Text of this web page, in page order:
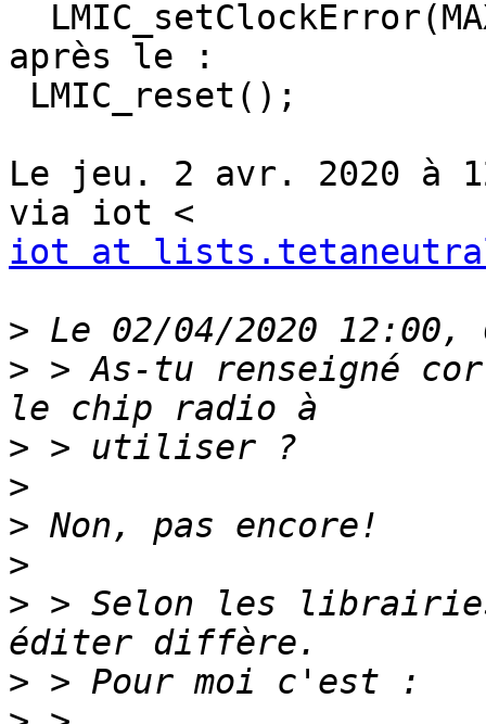
après le :
Le jeu. 2 avr. 2020 à
iot at
>
> > As-tu renseigné
>
>
>
>
> > Selon les
>